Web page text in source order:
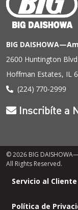
BIG
2600 Huntington Blvd
Hoffman Estates, IL
(224) 770-2999
Inscribíte a
© 2026 BIG
All Rights Reserved.
pie
Servicio al Cliente
Política de